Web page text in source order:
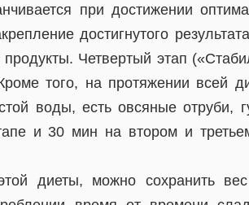
при достижении
достигнутого
Четвертый этап
того, на протяжении всей
воды, есть овсяные отруби,
и 30 мин на втором и
диеты, можно сохранить